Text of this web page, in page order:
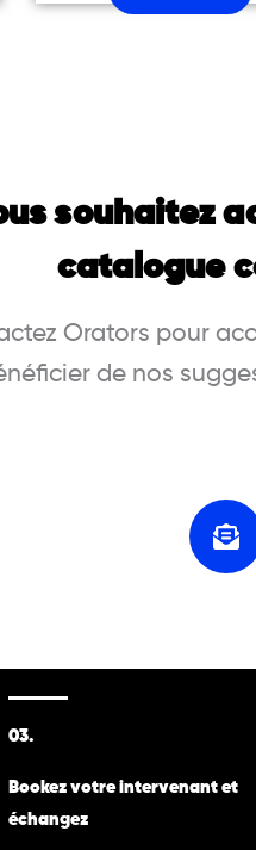
souhaitez
catalogue
Orators pour
de nos
03.
Bookez votre intervenant et
échangez